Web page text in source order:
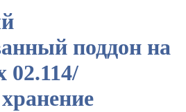
поддон на
02.114/